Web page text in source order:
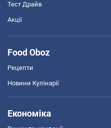
Тест Драйв
Акції
Food Oboz
Рецепти
Новини Кулінарії
Економіка